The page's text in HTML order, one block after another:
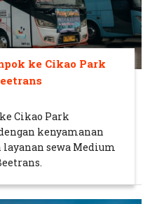
ke Cikao Park
Cikao Park
kenyamanan
sewa Medium